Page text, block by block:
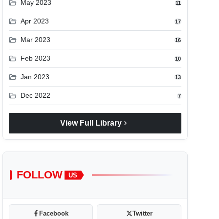
folder_open May 2023 11
folder_open Apr 2023 17
folder_open Mar 2023 16
folder_open Feb 2023 10
folder_open Jan 2023 13
folder_open Dec 2022 7
View Full Library chevron_right
FOLLOW US
Facebook Twitter